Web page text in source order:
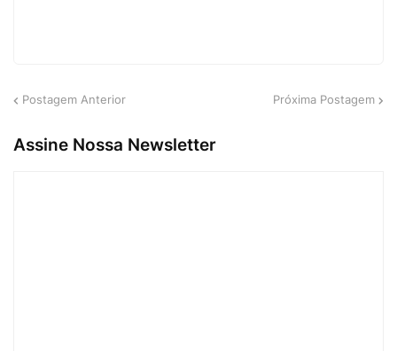
Postagem Anterior Próxima Postagem
Assine Nossa Newsletter